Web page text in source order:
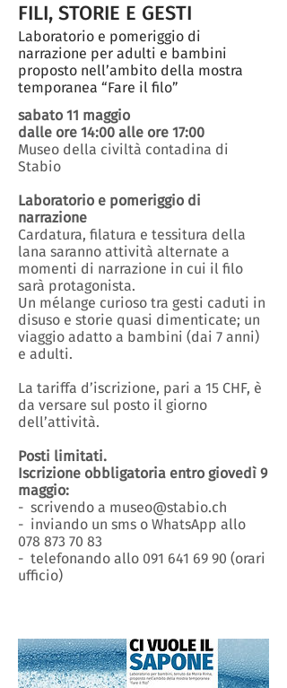
FILI, STORIE E GESTI
Laboratorio e pomeriggio di
narrazione per adulti e bambini
proposto nell’ambito della mostra
temporanea “Fare il filo”
sabato 11 maggio
dalle ore 14:00 alle ore 17:00
Museo della civiltà contadina di
Stabio
Laboratorio e pomeriggio di
narrazione
Cardatura, filatura e tessitura della
lana saranno attività alternate a
momenti di narrazione in cui il filo
sarà protagonista.
Un mélange curioso tra gesti caduti in
disuso e storie quasi dimenticate; un
viaggio adatto a bambini (dai 7 anni)
e adulti.
La tariffa d’iscrizione, pari a 15 CHF, è
da versare sul posto il giorno
dell’attività.
Posti limitati.
Iscrizione obbligatoria entro giovedì 9
maggio:
- scrivendo a museo@stabio.ch
- inviando un sms o WhatsApp allo
078 873 70 83
- telefonando allo 091 641 69 90 (orari
ufficio)